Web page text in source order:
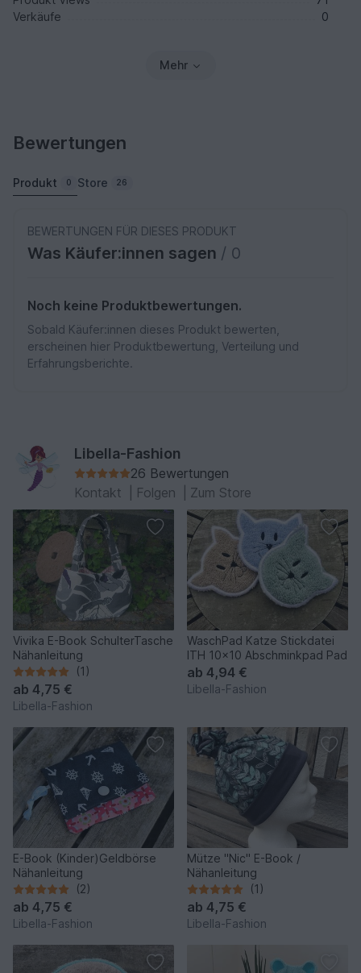
Verkäufe
0
Mehr
Bewertungen
Produkt 0 Store 26
BEWERTUNGEN FÜR DIESES PRODUKT
Was Käufer:innen sagen / 0
Noch keine Produktbewertungen.
Sobald Käufer:innen dieses Produkt bewerten,
erscheinen hier Produktbewertung, Verteilung und
Erfahrungsberichte.
Libella-Fashion
26 Bewertungen
Kontakt
Folgen Zum Store
Vivika E-Book SchulterTasche
Nähanleitung
(1)
ab 4,75 €
Libella-Fashion
WaschPad Katze Stickdatei
ITH 10x10 Abschminkpad Pad
ab 4,94 €
Libella-Fashion
E-Book (Kinder)Geldbörse
Nähanleitung
(2)
ab 4,75 €
Libella-Fashion
Mütze "Nic" E-Book /
Nähanleitung
(1)
ab 4,75 €
Libella-Fashion